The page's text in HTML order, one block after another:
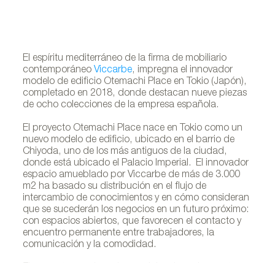
El espíritu mediterráneo de la firma de mobiliario
contemporáneo Viccarbe, impregna el innovador
modelo de edificio Otemachi Place en Tokio (Japón),
completado en 2018, donde destacan nueve piezas
de ocho colecciones de la empresa española.
El proyecto Otemachi Place nace en Tokio como un
nuevo modelo de edificio, ubicado en el barrio de
Chiyoda, uno de los más antiguos de la ciudad,
donde está ubicado el Palacio Imperial. El innovador
espacio amueblado por Viccarbe de más de 3.000
m2 ha basado su distribución en el flujo de
intercambio de conocimientos y en cómo consideran
que se sucederán los negocios en un futuro próximo:
con espacios abiertos, que favorecen el contacto y
encuentro permanente entre trabajadores, la
comunicación y la comodidad.